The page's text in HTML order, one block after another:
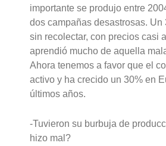
importante se produjo entre
dos campañas desastrosas. Un
sin recolectar, con precios casi
aprendió mucho de aquella
Ahora tenemos a favor que el
activo y ha crecido un 30% en
últimos años.
-Tuvieron su burbuja de
hizo mal?